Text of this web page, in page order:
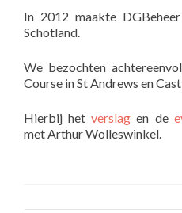
In 2012 maakte
Schotland.
We bezochten
Course in St Andrews en
Hierbij hetverslagen de
met Arthur Wolleswinkel.